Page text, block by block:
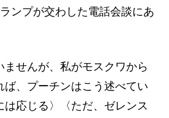
ンプが交わした電話会談にあ
せんが、私がモスクワから
ば、プーチンはこう述べてい
は応じる〉〈ただ、ゼレンス